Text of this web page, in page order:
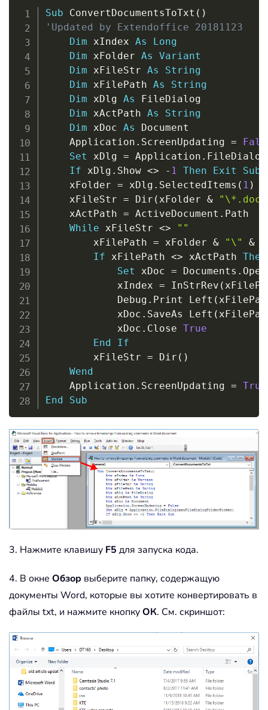
Sub ConvertDocumentsToTxt ( )
'Updated by Extendoffice 20181123
Dim xIndex As
Long
Dim xFolder As
Variant
Dim xFileStr As
String
Dim xFilePath As
String
Dim xDlg As FileDialog
Dim xActPath As
String
Dim xDoc As Document
    Application
. ScreenUpdating =
Set xDlg = Application . FileDialog
If xDlg . Show <> - 1 Then Exit
Sub
    xFolder
= xDlg . SelectedItems ( 1 )
    xFileStr
= Dir ( xFolder & "\*.doc"
    xActPath
= ActiveDocument . Path
While xFileStr <>
""
        xFilePath
= xFolder & "\" &
If xFilePath <> xActPath Then
Set xDoc = Documents . Open
            xIndex
= InStrRev (
            Debug
. Print Left (
            xDoc
. SaveAs Left (
            xDoc
. Close True
End
If
        xFileStr
= Dir ( )
Wend
    Application
. ScreenUpdating = True
End
Sub
3. Нажмите клавишу F5 для запуска кода.
4. В окне Обзор выберите папку, содержащую
документы Word, которые вы хотите конвертировать в
файлы txt, и нажмите кнопкуОК. См. скриншот: